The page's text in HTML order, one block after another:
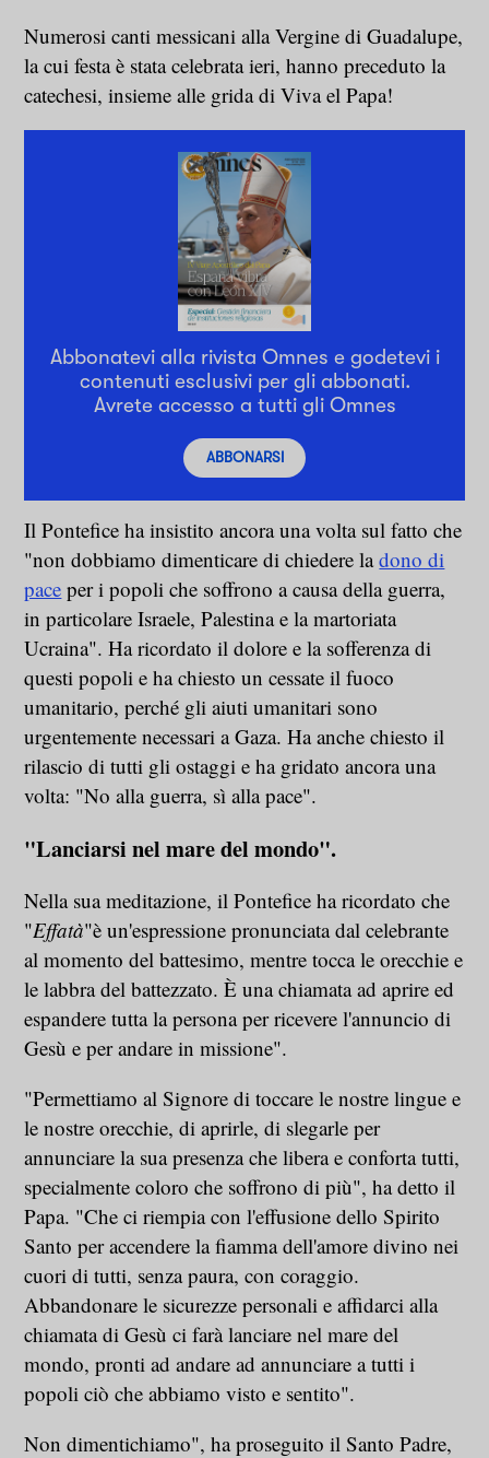
Numerosi canti messicani alla Vergine di Guadalupe,
la cui festa è stata celebrata ieri, hanno preceduto la
catechesi, insieme alle grida di Viva el Papa!
Abbonatevi alla rivista Omnes e godetevi i
contenuti esclusivi per gli abbonati.
Avrete accesso a tutti gli Omnes
ABBONARSI
Il Pontefice ha insistito ancora una volta sul fatto che
"non dobbiamo dimenticare di chiedere ladono di
pace per i popoli che soffrono a causa della guerra,
in particolare Israele, Palestina e la martoriata
Ucraina". Ha ricordato il dolore e la sofferenza di
questi popoli e ha chiesto un cessate il fuoco
umanitario, perché gli aiuti umanitari sono
urgentemente necessari a Gaza. Ha anche chiesto il
rilascio di tutti gli ostaggi e ha gridato ancora una
volta: "No alla guerra, sì alla pace".
"Lanciarsi nel mare del mondo".
Nella sua meditazione, il Pontefice ha ricordato che
"Effatà"è un'espressione pronunciata dal celebrante
al momento del battesimo, mentre tocca le orecchie e
le labbra del battezzato. È una chiamata ad aprire ed
espandere tutta la persona per ricevere l'annuncio di
Gesù e per andare in missione".
"Permettiamo al Signore di toccare le nostre lingue e
le nostre orecchie, di aprirle, di slegarle per
annunciare la sua presenza che libera e conforta tutti,
specialmente coloro che soffrono di più", ha detto il
Papa. "Che ci riempia con l'effusione dello Spirito
Santo per accendere la fiamma dell'amore divino nei
cuori di tutti, senza paura, con coraggio.
Abbandonare le sicurezze personali e affidarci alla
chiamata di Gesù ci farà lanciare nel mare del
mondo, pronti ad andare ad annunciare a tutti i
popoli ciò che abbiamo visto e sentito".
Non dimentichiamo", ha proseguito il Santo Padre,